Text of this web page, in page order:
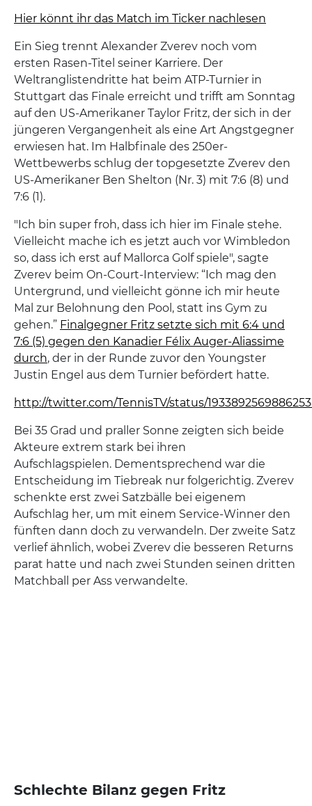
Hier könnt ihr das Match im Ticker nachlesen
Ein Sieg trennt Alexander Zverev noch vom
ersten Rasen-Titel seiner Karriere. Der
Weltranglistendritte hat beim ATP-Turnier in
Stuttgart das Finale erreicht und trifft am Sonntag
auf den US-Amerikaner Taylor Fritz, der sich in der
jüngeren Vergangenheit als eine Art Angstgegner
erwiesen hat. Im Halbfinale des 250er-
Wettbewerbs schlug der topgesetzte Zverev den
US-Amerikaner Ben Shelton (Nr. 3) mit 7:6 (8) und
7:6 (1).
"Ich bin super froh, dass ich hier im Finale stehe.
Vielleicht mache ich es jetzt auch vor Wimbledon
so, dass ich erst auf Mallorca Golf spiele", sagte
Zverev beim On-Court-Interview: “Ich mag den
Untergrund, und vielleicht gönne ich mir heute
Mal zur Belohnung den Pool, statt ins Gym zu
gehen.” Finalgegner Fritz setzte sich mit 6:4 und
7:6 (5) gegen den Kanadier Félix Auger-Aliassime
durch, der in der Runde zuvor den Youngster
Justin Engel aus dem Turnier befördert hatte.
http://twitter.com/TennisTV/status/
Bei 35 Grad und praller Sonne zeigten sich beide
Akteure extrem stark bei ihren
Aufschlagspielen. Dementsprechend war die
Entscheidung im Tiebreak nur folgerichtig. Zverev
schenkte erst zwei Satzbälle bei eigenem
Aufschlag her, um mit einem Service-Winner den
fünften dann doch zu verwandeln. Der zweite Satz
verlief ähnlich, wobei Zverev die besseren Returns
parat hatte und nach zwei Stunden seinen dritten
Matchball per Ass verwandelte.
Schlechte Bilanz gegen Fritz